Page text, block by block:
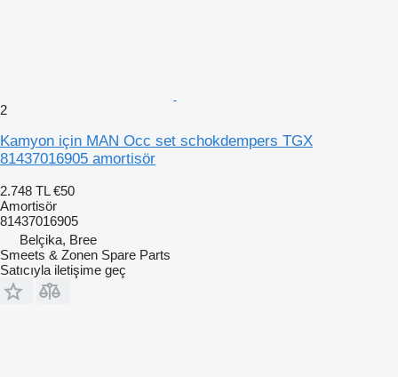
2
Kamyon için MAN Occ set schokdempers TGX
81437016905 amortisör
2.748 TL €50
Amortisör
81437016905
Belçika, Bree
Smeets & Zonen Spare Parts
Satıcıyla iletişime geç